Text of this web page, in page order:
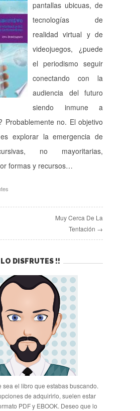
pantallas ubicuas, de
tecnologías de
realidad virtual y de
videojuegos, ¿puede
el periodismo seguir
conectando con la
audiencia del futuro
siendo inmune a
Probablemente no. El objetivo
explorar la emergencia de
no mayoritarias,
formas y recursos…
Muy Cerca De La
Tentación →
LO DISFRUTES !!
sea el libro que estabas buscando.
de adquirirlo, suelen estar
PDF y EBOOK. Deseo que lo